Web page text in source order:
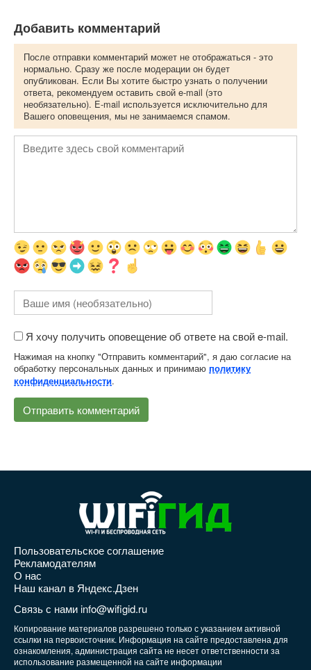
Добавить комментарий
После отправки комментарий может не отображаться - это
нормально. Сразу же после модерации он будет
опубликован. Если Вы хотите быстро узнать о получении
ответа, рекомендуем оставить свой e-mail (это
необязательно). E-mail используется исключительно для
Вашего оповещения, мы не занимаемся спамом.
Я хочу получить оповещение об ответе на свой e-mail.
Нажимая на кнопку "Отправить комментарий", я даю согласие на
обработку персональных данных и принимаю политику
конфиденциальности.
Пользовательское соглашение
Рекламодателям
О нас
Наш канал в Яндекс.Дзен
Связь с нами info@wifigid.ru
Копирование материалов разрешено только с указанием активной
ссылки на первоисточник. Информация на сайте предоставлена для
ознакомления, администрация сайта не несет ответственности за
использование размещенной на сайте информации